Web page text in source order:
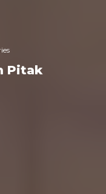
Pitak